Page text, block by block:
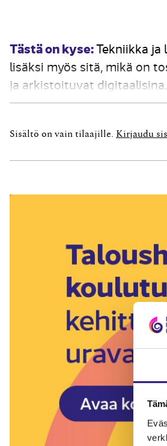
Tästä on kyse:Tekniikka
lisäksi myös sitä, mikä on
ja arkistoituvat
tiedostomuoto saattavat
Sisältö on vain tilaajille. Kirjaudu